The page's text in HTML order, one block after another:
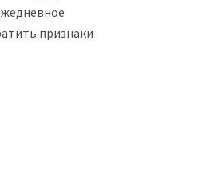
признаки